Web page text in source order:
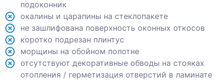
подоконник
окалины и царапины на стеклопакете
не зашлифована поверхность оконных откосов
коротко подрезан плинтус
морщины на обойном полотне
отсутствуют декоративные обводы на стояках
отопления / герметизация отверстий в ламинате